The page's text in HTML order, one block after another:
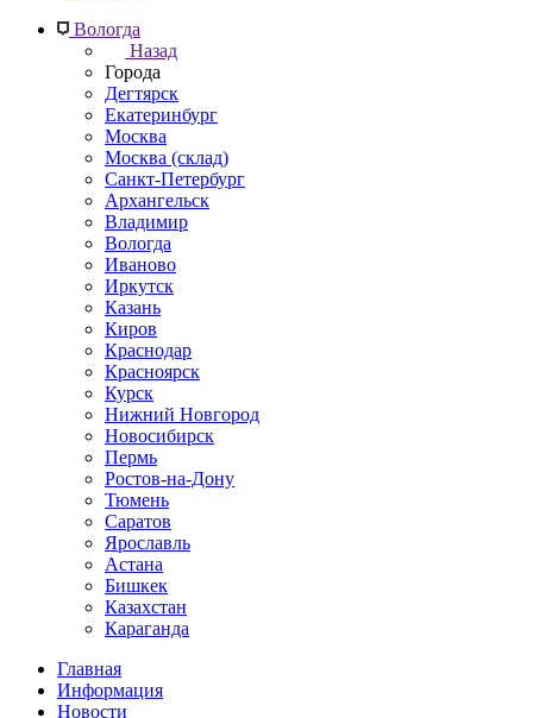
Вологда
Назад
Города
Дегтярск
Екатеринбург
Москва
Москва (склад)
Санкт-Петербург
Архангельск
Владимир
Вологда
Иваново
Иркутск
Казань
Киров
Краснодар
Красноярск
Курск
Нижний Новгород
Новосибирск
Пермь
Ростов-на-Дону
Тюмень
Саратов
Ярославль
Астана
Бишкек
Казахстан
Караганда
Главная
Информация
Новости